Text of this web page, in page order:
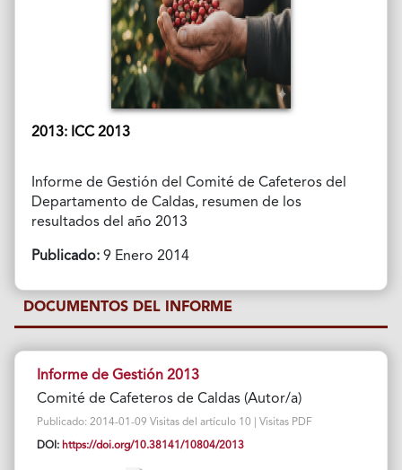
2013: ICC 2013
Informe de Gestión del Comité de Cafeteros del
Departamento de Caldas, resumen de los
resultados del año 2013
Publicado:9 Enero 2014
DOCUMENTOS DEL INFORME
Informe de Gestión 2013
Comité de Cafeteros de Caldas (Autor/a)
Publicado: 2014-01-09 Visitas del artículo 10 | Visitas PDF
DOI: https://doi.org/10.38141/10804/2013